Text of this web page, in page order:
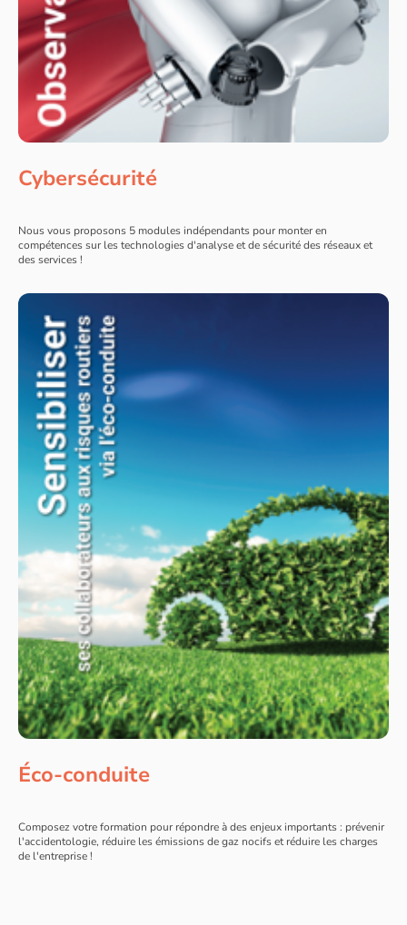
Cybersécurité
Nous vous proposons 5 modules indépendants pour monter en
compétences sur les technologies d'analyse et de sécurité des réseaux et
des services !
Éco-conduite
Composez votre formation pour répondre à des enjeux importants : prévenir
l'accidentologie, réduire les émissions de gaz nocifs et réduire les charges
de l'entreprise !